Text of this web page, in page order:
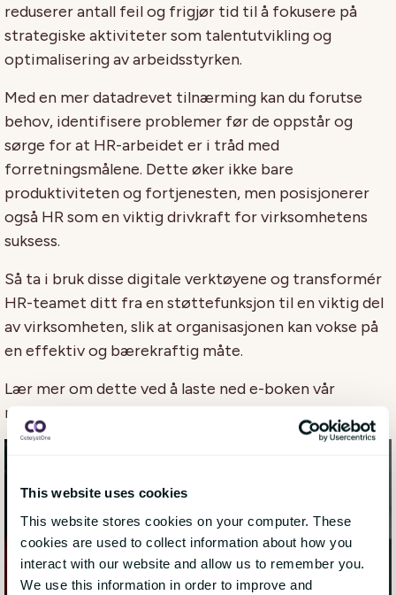
This website uses cookies
This website stores cookies on your computer. These
cookies are used to collect information about how you
interact with our website and allow us to remember you.
We use this information in order to improve and
reduserer antall feil og frigjør tid til å fokusere på
strategiske aktiviteter som talentutvikling og
optimalisering av arbeidsstyrken.
Med en mer datadrevet tilnærming kan du forutse
behov, identifisere problemer før de oppstår og
sørge for at HR-arbeidet er i tråd med
forretningsmålene. Dette øker ikke bare
produktiviteten og fortjenesten, men posisjonerer
også HR som en viktig drivkraft for virksomhetens
suksess.
Så ta i bruk disse digitale verktøyene og transformér
HR-teamet ditt fra en støttefunksjon til en viktig del
av virksomheten, slik at organisasjonen kan vokse på
en effektiv og bærekraftig måte.
Lær mer om dette ved å laste ned e-boken vår
nedenfor.